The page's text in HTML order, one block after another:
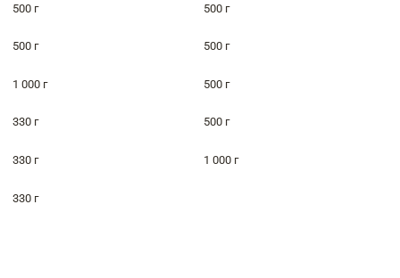
500 г 500 г
500 г 500 г
1 000 г 500 г
330 г 500 г
330 г 1 000 г
330 г